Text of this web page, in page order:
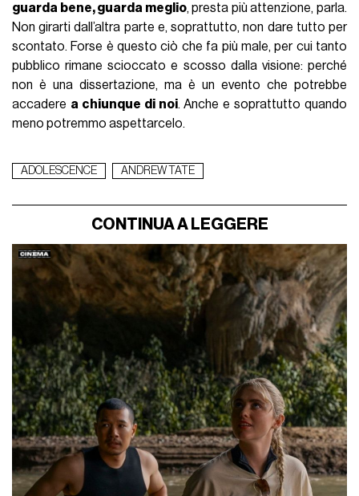
guarda bene, guarda meglio, presta più attenzione, parla.
Non girarti dall’altra parte e, soprattutto, non dare tutto per
scontato. Forse è questo ciò che fa più male, per cui tanto
pubblico rimane scioccato e scosso dalla visione: perché
non è una dissertazione, ma è un evento che potrebbe
accadere a chiunque di noi. Anche e soprattutto quando
meno potremmo aspettarcelo.
ADOLESCENCE ANDREW TATE
CONTINUA A LEGGERE